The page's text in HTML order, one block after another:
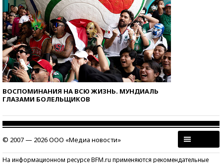
ВОСПОМИНАНИЯ НА ВСЮ ЖИЗНЬ. МУНДИАЛЬ
ГЛАЗАМИ БОЛЕЛЬЩИКОВ
© 2007 — 2026 ООО «Медиа новости»
На информационном ресурсе BFM.ru применяются рекомендательные